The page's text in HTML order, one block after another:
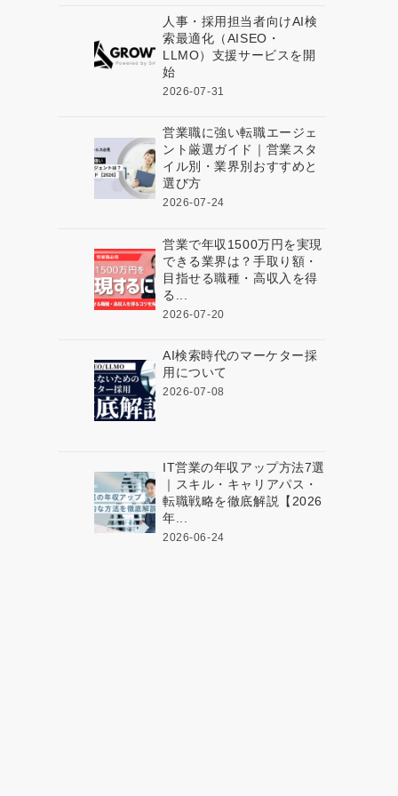
人事・採用担当者向けAI検
索最適化（AISEO・
LLMO）支援サービスを開
始
2026-07-31
営業職に強い転職エージェ
ント厳選ガイド｜営業スタ
イル別・業界別おすすめと
選び方
2026-07-24
営業で年収1500万円を実現
できる業界は？手取り額・
目指せる職種・高収入を得
る...
2026-07-20
AI検索時代のマーケター採
用について
2026-07-08
IT営業の年収アップ方法7選
｜スキル・キャリアパス・
転職戦略を徹底解説【2026
年...
2026-06-24